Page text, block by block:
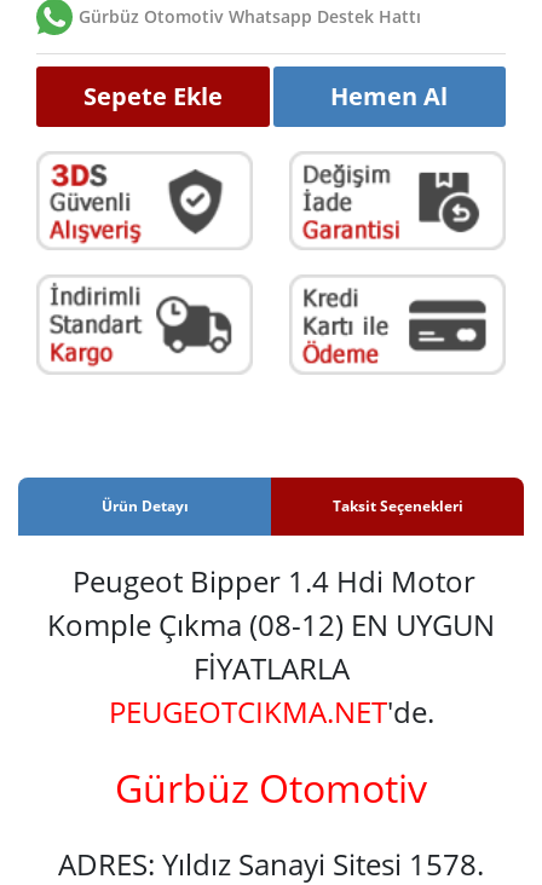
Gürbüz Otomotiv Whatsapp Destek Hattı
Sepete Ekle Hemen Al
Ürün Detayı Taksit Seçenekleri
Peugeot Bipper 1.4 Hdi Motor
Komple Çıkma (08-12) EN UYGUN
FİYATLARLA
PEUGEOTCIKMA.NET'de.
Gürbüz Otomotiv
ADRES: Yıldız Sanayi Sitesi 1578.